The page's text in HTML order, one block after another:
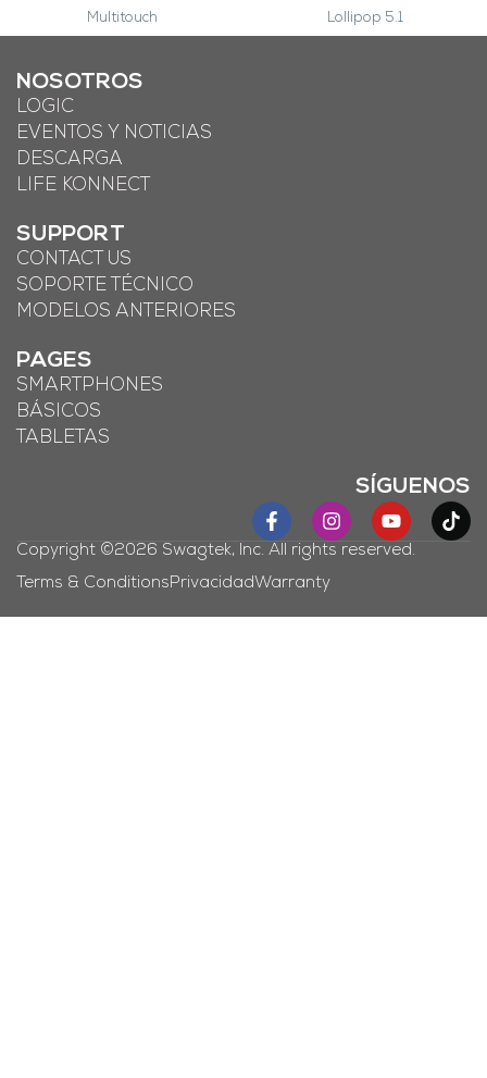
Multitouch Lollipop 5.1
NOSOTROS
LOGIC
EVENTOS Y NOTICIAS
DESCARGA
LIFE KONNECT
SUPPORT
CONTACT US
SOPORTE TÉCNICO
MODELOS ANTERIORES
PAGES
SMARTPHONES
BÁSICOS
TABLETAS
SÍGUENOS
Copyright ©2026 Swagtek, Inc. All rights reserved.
Terms & ConditionsPrivacidadWarranty